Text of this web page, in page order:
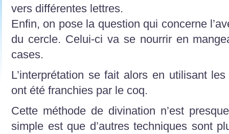
vers différentes lettres.
Enfin, on pose la question qui concerne
du cercle. Celui-ci va se nourrir en
cases.
L’interprétation se fait alors en utilisant
ont été franchies par le coq.
Cette méthode de divination n’est
simple est que d’autres techniques sont